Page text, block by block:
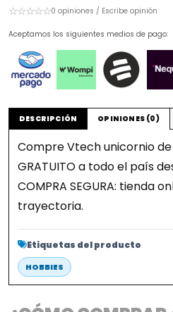
☆☆☆☆☆0 opiniones / Escribe opinión
Aceptamos los siguientes medios de pago:
DESCRIPCIÓN OPINIONES (0)
Compre Vtech unicornio
GRATUITO a todo el país
COMPRA SEGURA: tienda
trayectoria.
Etiquetas del producto
HOBBIES